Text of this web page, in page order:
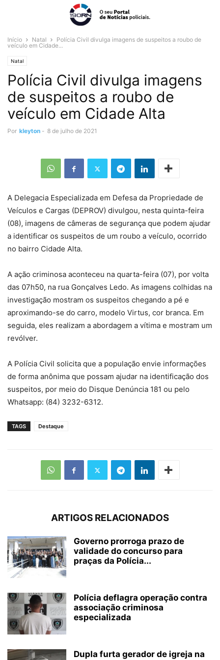
Início Natal
Polícia Civil divulga imagens de suspeitos a roubo de
veículo em Cidade...
Natal
Polícia Civil divulga imagens
de suspeitos a roubo de
veículo em Cidade Alta
Por kleyton - 8 de julho de 2021
A Delegacia Especializada em Defesa da Propriedade de
Veículos e Cargas (DEPROV) divulgou, nesta quinta-feira
(08), imagens de câmeras de segurança que podem ajudar
a identificar os suspeitos de um roubo a veículo, ocorrido
no bairro Cidade Alta.
A ação criminosa aconteceu na quarta-feira (07), por volta
das 07h50, na rua Gonçalves Ledo. As imagens colhidas na
investigação mostram os suspeitos chegando a pé e
aproximando-se do carro, modelo Virtus, cor branca. Em
seguida, eles realizam a abordagem a vítima e mostram um
revólver.
A Polícia Civil solicita que a população envie informações
de forma anônima que possam ajudar na identificação dos
suspeitos, por meio do Disque Denúncia 181 ou pelo
Whatsapp: (84) 3232-6312.
TAGS Destaque
ARTIGOS RELACIONADOS
Governo prorroga prazo de
validade do concurso para
praças da Polícia...
Polícia deflagra operação contra
associação criminosa
especializada
Dupla furta gerador de igreja na